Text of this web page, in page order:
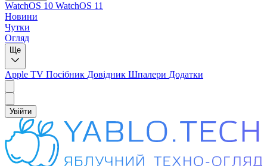
WatchOS 10 WatchOS 11
Новини
Чутки
Огляд
Ще
Apple TV Посібник Довідник Шпалери Додатки
Увійти